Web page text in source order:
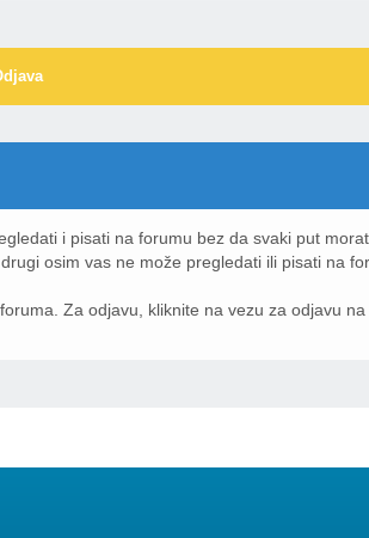
i pisati na forumu bez da svaki put
osim vas ne može pregledati ili pisati na
Za odjavu, kliknite na vezu za odjavu